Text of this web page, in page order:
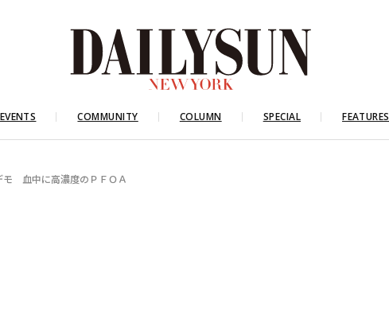
EVENTS COMMUNITY COLUMN SPECIAL FEATURES
モ 血中に高濃度のＰＦＯＡ